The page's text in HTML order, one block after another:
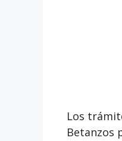
Los
Betanzos